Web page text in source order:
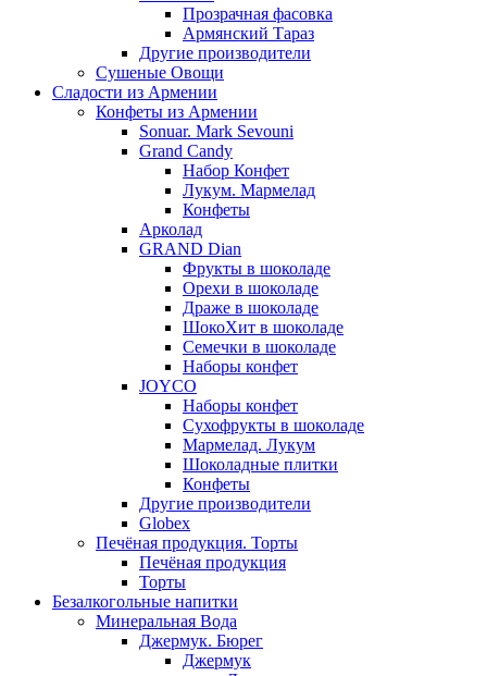
Прозрачная фасовка
Армянский Тараз
Другие производители
Сушеные Овощи
Сладости из Армении
Конфеты из Армении
Sonuar. Mark Sevouni
Grand Candy
Набор Конфет
Лукум. Мармелад
Конфеты
Арколад
GRAND Dian
Фрукты в шоколаде
Орехи в шоколаде
Драже в шоколаде
ШокоХит в шоколаде
Семечки в шоколаде
Наборы конфет
JOYCO
Наборы конфет
Сухофрукты в шоколаде
Мармелад. Лукум
Шоколадные плитки
Конфеты
Другие производители
Globex
Печёная продукция. Торты
Печёная продукция
Торты
Безалкогольные напитки
Минеральная Вода
Джермук. Бюрег
Джермук